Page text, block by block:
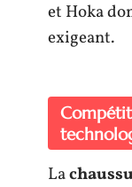
et Hoka
exigeant.
La